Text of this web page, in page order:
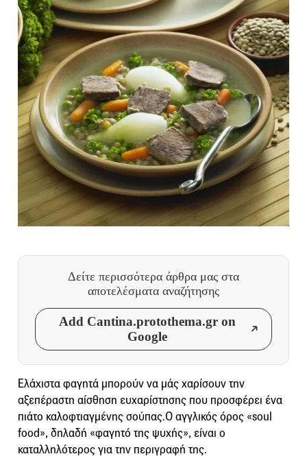
Δείτε περισσότερα άρθρα μας στα
αποτελέσματα αναζήτησης
Add Cantina.protothema.gr on
Google
Ελάχιστα φαγητά μπορούν να μάς χαρίσουν την
αξεπέραστη αίσθηση ευχαρίστησης που προσφέρει ένα
πιάτο καλοφτιαγμένης σούπας.O αγγλικός όρος «soul
food», δηλαδή «φαγητό της ψυχής», είναι ο
καταλληλότερος για την περιγραφή της.